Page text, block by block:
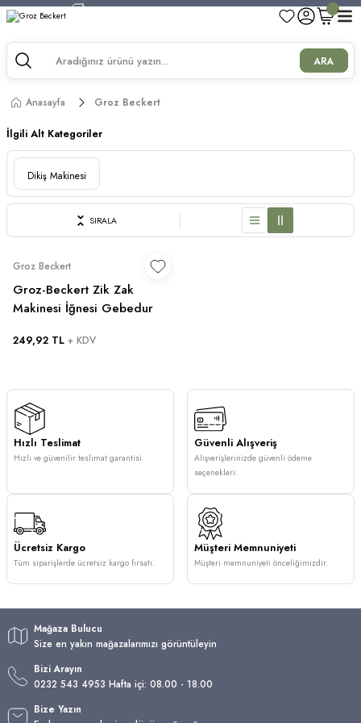
750 TL ve Üzeri Alışverişlerde Kargo Bedava!
750 TL ve Üzeri Alışverişlerde Kargo Bedava!
ARA
Anasayfa Groz Beckert
İlgili Alt Kategoriler
Dikiş Makinesi
SIRALA
Groz Beckert
Groz-Beckert Zik Zak
Makinesi İğnesi Gebedur
249,92 TL + KDV
Hızlı Teslimat
Hızlı ve güvenilir teslimat garantisi.
Güvenli Alışveriş
Alışverişlerinizde güvenli ödeme
seçenekleri.
Ücretsiz Kargo
Tüm siparişlerde ücretsiz kargo fırsatı.
Müşteri Memnuniyeti
Müşteri memnuniyeti önceliğimizdir.
Mağaza Bulucu
Size en yakın mağazalarımızı görüntüleyin
Bizi Arayın
0232 543 4953 Hafta içi: 08.00 - 18.00
Bize Yazın